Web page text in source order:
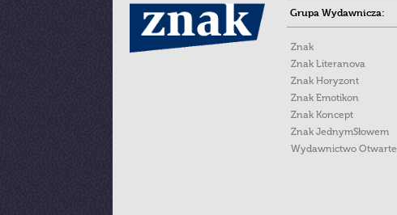
Grupa Wydawnicza:
Znak
Znak Literanova
Znak Horyzont
Znak Emotikon
Znak Koncept
Znak JednymSłowem
Wydawnictwo Otwarte